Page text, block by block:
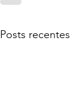
Posts recentes